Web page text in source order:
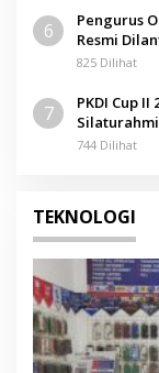
6
Pengurus
Resmi
825 Dilihat
7
PKDI Cup
744 Dilihat
TEKNOLOGI